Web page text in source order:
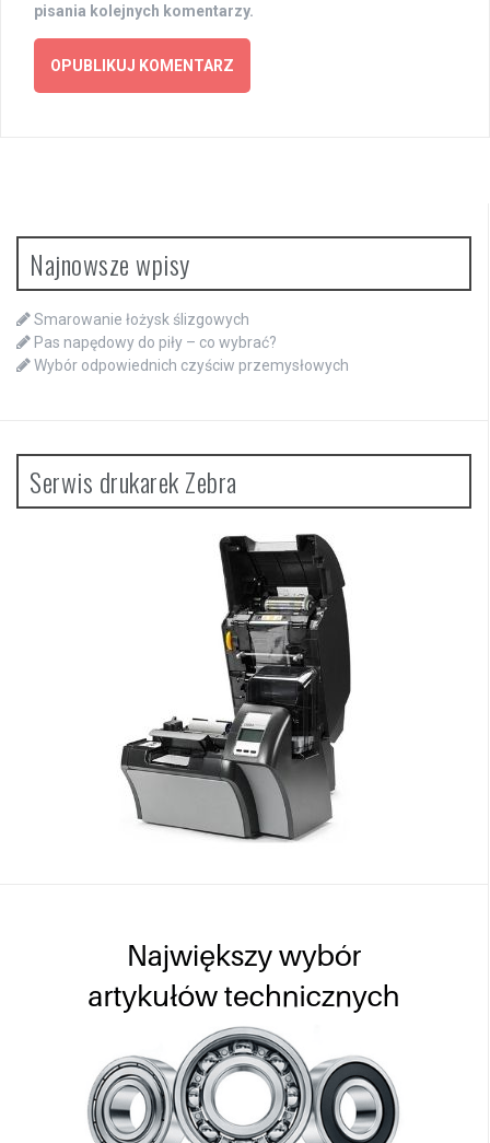
pisania kolejnych komentarzy.
Najnowsze wpisy
Smarowanie łożysk ślizgowych
Pas napędowy do piły – co wybrać?
Wybór odpowiednich czyściw przemysłowych
Serwis drukarek Zebra